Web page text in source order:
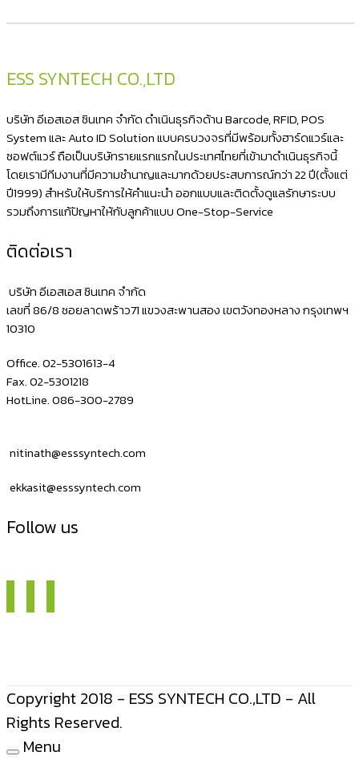
Windows
ยอด
นิยม
สเปก
แรง
รองรับ
หน้า
ESS SYNTECH CO.,LTD
บริษัท อีเอสเอส ซินเทค จำกัด ดำเนินธุรกิจด้าน Barcode, RFID, POS
System และ Auto ID Solution แบบครบวงจรที่มีพร้อมทั้งฮาร์ดแวร์และ
ซอฟต์แวร์ ถือเป็นบริษัทรายแรกแรกในประเทศไทยที่เข้ามาดำเนินธุรกิจนี้
โดยเรามีทีมงานที่มีความชำนาญและมากด้วยประสบการณ์กว่า 22 ปี(ตั้งแต่
ปี1999) สำหรับให้บริการให้คำแนะนำ ออกแบบและติดตั้งดูแลรักษาระบบ
รวมถึงการแก้ปัญหาให้กับลูกค้าแบบ One-Stop-Service
ติดต่อเรา
บริษัท อีเอสเอส ซินเทค จำกัด
เลขที่ 86/8 ซอยลาดพร้าว71 แขวงสะพานสอง เขตวังทองหลาง กรุงเทพฯ
10310
Office. 02-5301613-4
Fax. 02-5301218
HotLine. 086-300-2789
nitinath@esssyntech.com
ekkasit@esssyntech.com
Follow us
Copyright 2018 - ESS SYNTECH CO.,LTD - All
Rights Reserved.
Menu